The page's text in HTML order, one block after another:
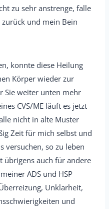
zu sehr anstrenge, falle
und mein Bein
konnte diese Heilung
Körper wieder zur
Sie weiter unten mehr
CVS/ME läuft es jetzt
nicht in alte Muster
Zeit für mich selbst und
versuchen, so zu leben
übrigens auch für andere
ADS und HSP
Unklarheit,
und